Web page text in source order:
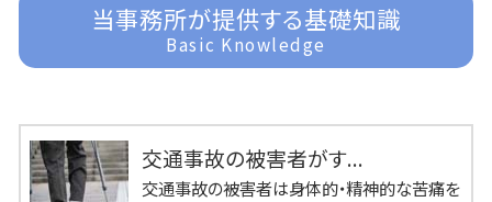
当事務所が提供する基礎知識
Basic Knowledge
交通事故の被害者がす...
交通事故の被害者は身体的・精神的な苦痛を